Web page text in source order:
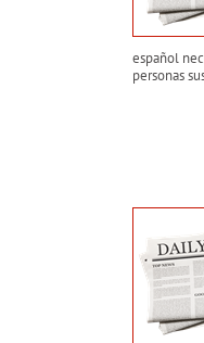
español
personas